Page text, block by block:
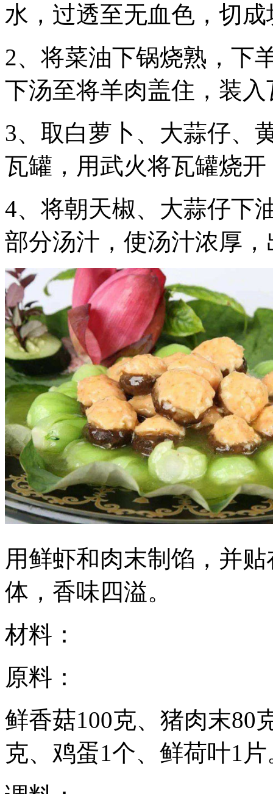
水，过透至无血色，切
2、将菜油下锅烧熟，下
下汤至将羊肉盖住，装
3、取白萝卜、大蒜仔、
瓦罐，用武火将瓦罐烧
4、将朝天椒、大蒜仔下
部分汤汁，使汤汁浓厚
用鲜虾和肉末制馅，并
体，香味四溢。
材料：
原料：
鲜香菇100克、猪肉末80
克、鸡蛋1个、鲜荷叶1片